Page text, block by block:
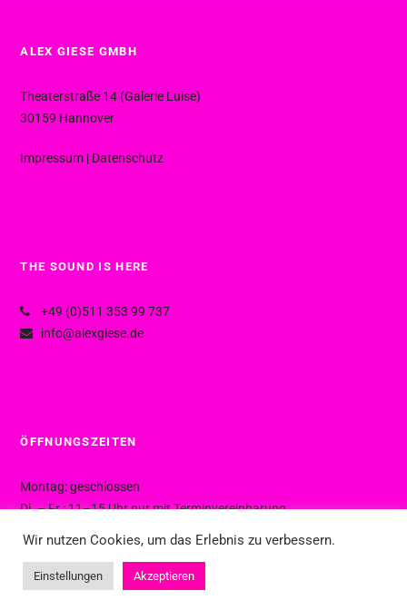
ALEX GIESE GMBH
Theaterstraße 14 (Galerie Luise)
30159 Hannover
Impressum | Datenschutz
THE SOUND IS HERE
+49 (0)511 353 99 737
info@alexgiese.de
ÖFFNUNGSZEITEN
Montag: geschlossen
Di. – Fr.: 11–15 Uhr nur mit Terminvereinbarung
Sa.: 10–16 Uhr ohne Termin
Wir nutzen Cookies, um das Erlebnis zu verbessern.
Einstellungen Akzeptieren